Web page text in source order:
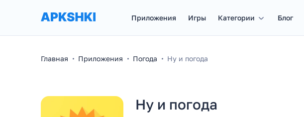
Приложения Игры Категории Блог
Главная Приложения Погода Ну и погода
Ну и погода